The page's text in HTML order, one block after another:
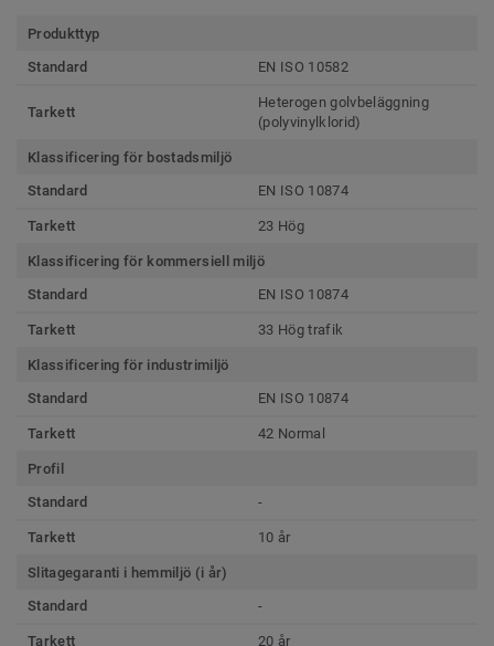
Produkttyp
Standard
EN ISO 10582
Tarkett
Heterogen golvbeläggning
(polyvinylklorid)
Klassificering för bostadsmiljö
Standard
EN ISO 10874
Tarkett 23 Hög
Klassificering för kommersiell miljö
Standard
EN ISO 10874
Tarkett 33 Hög trafik
Klassificering för industrimiljö
Standard
EN ISO 10874
Tarkett 42 Normal
Profil
Standard
-
Tarkett 10 år
Slitagegaranti i hemmiljö (i år)
Standard
-
Tarkett 20 år